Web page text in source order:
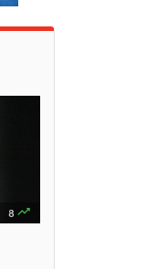
8 